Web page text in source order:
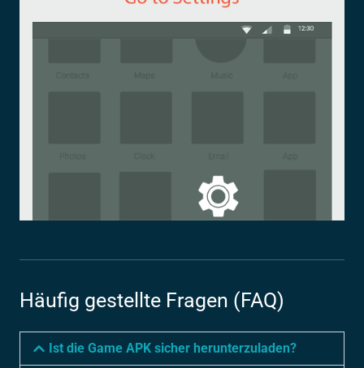
Häufig gestellte Fragen (FAQ)
Ist die Game APK sicher herunterzuladen?